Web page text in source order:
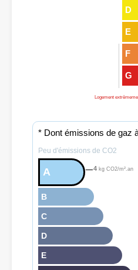
D
E
F
G
Logement
* Dont émissions de gaz
Peu d'émissions de CO2
A 4kg CO2/m².an
B
C
D
E